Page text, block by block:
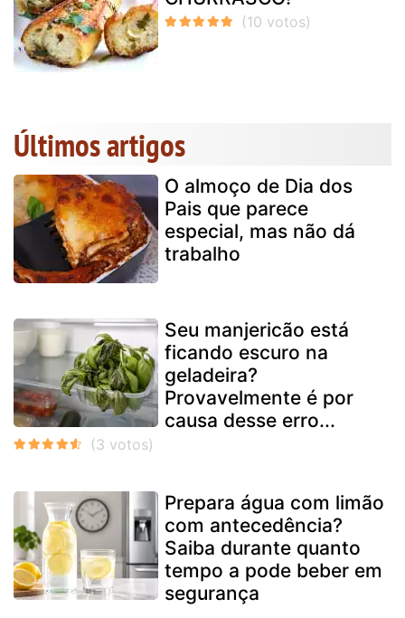
Últimos artigos
O almoço de Dia dos
Pais que parece
especial, mas não dá
trabalho
Seu manjericão está
ficando escuro na
geladeira?
Provavelmente é por
causa desse erro...
Prepara água com limão
com antecedência?
Saiba durante quanto
tempo a pode beber em
segurança